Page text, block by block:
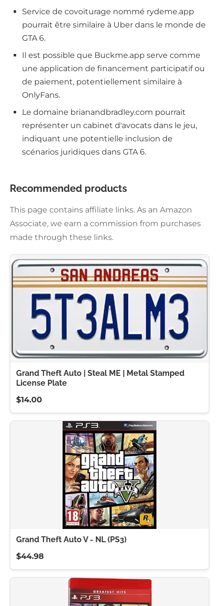
Service de covoiturage nommé rydeme.app
pourrait être similaire à Uber dans le monde de
GTA 6.
Il est possible que Buckme.app serve comme
une application de financement participatif ou
de paiement, potentiellement similaire à
OnlyFans.
Le domaine brianandbradley.com pourrait
représenter un cabinet d'avocats dans le jeu,
indiquant une potentielle inclusion de
scénarios juridiques dans GTA 6.
Recommended products
This page contains affiliate links. As an Amazon
Associate, we earn a commission from purchases
made through these links.
Grand Theft Auto | Steal ME | Metal Stamped
License Plate
$14.00
Grand Theft Auto V - NL (PS3)
$44.98